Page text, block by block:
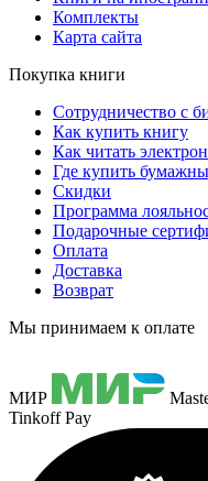
Комплекты
Карта сайта
Покупка книги
Сотрудничество с
Как купить книгу
Как читать
Где купить
Скидки
Программа
Подарочные
Оплата
Доставка
Возврат
Мы принимаем к оплате
МИР
Tinkoff Pay